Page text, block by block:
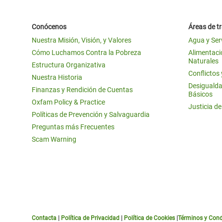
Conócenos
Nuestra Misión, Visión, y Valores
Cómo Luchamos Contra la Pobreza
Estructura Organizativa
Nuestra Historia
Finanzas y Rendición de Cuentas
Oxfam Policy & Practice
Políticas de Prevención y Salvaguardia
Preguntas más Frecuentes
Scam Warning
Áreas de
Agua y
Naturales
Conflictos
Básicos
Justicia de
Contacta Política de Privacidad Política de Cookies Términos y